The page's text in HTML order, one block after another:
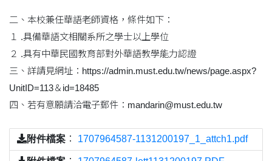
二、本校兼任華語老師資格，條件如下：
１ .具備華語文相關系所之學士以上學位
２ .具有中華民國教育部對外華語教學能力認證
三、詳請見網址：https://admin.must.edu.tw/news/page.aspx?
UnitID=113＆id=18485
四、若有意願請洽電子郵件：mandarin@must.edu.tw
附件檔案 ： 1707964587-1131200197_1_attch1.pdf